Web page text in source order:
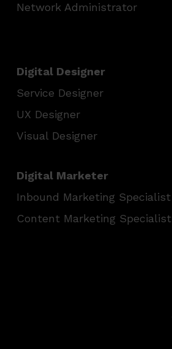
Network Administrator
Digital Designer
Service Designer
UX Designer
Visual Designer
Digital Marketer
Inbound Marketing Specialist
Content Marketing Specialist